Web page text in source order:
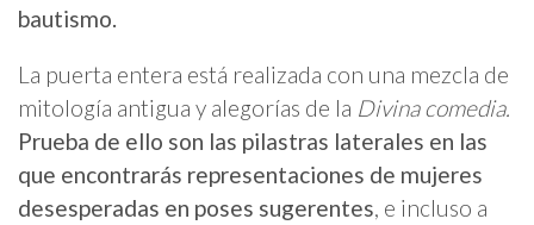
bautismo.
La puerta entera está realizada con una mezcla de
mitología antigua y alegorías de la Divina comedia.
Prueba de ello son las pilastras laterales en las
que encontrarás representaciones de mujeres
desesperadas en poses sugerentes, e incluso a